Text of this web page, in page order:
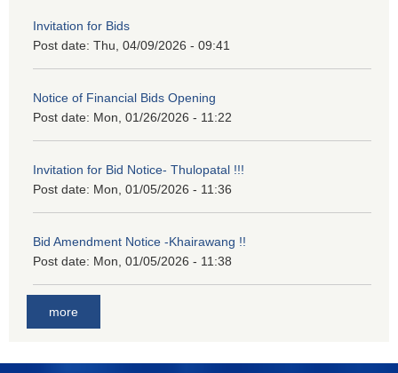
Invitation for Bids
Post date: Thu, 04/09/2026 - 09:41
Notice of Financial Bids Opening
Post date: Mon, 01/26/2026 - 11:22
Invitation for Bid Notice- Thulopatal !!!
Post date: Mon, 01/05/2026 - 11:36
Bid Amendment Notice -Khairawang !!
Post date: Mon, 01/05/2026 - 11:38
more